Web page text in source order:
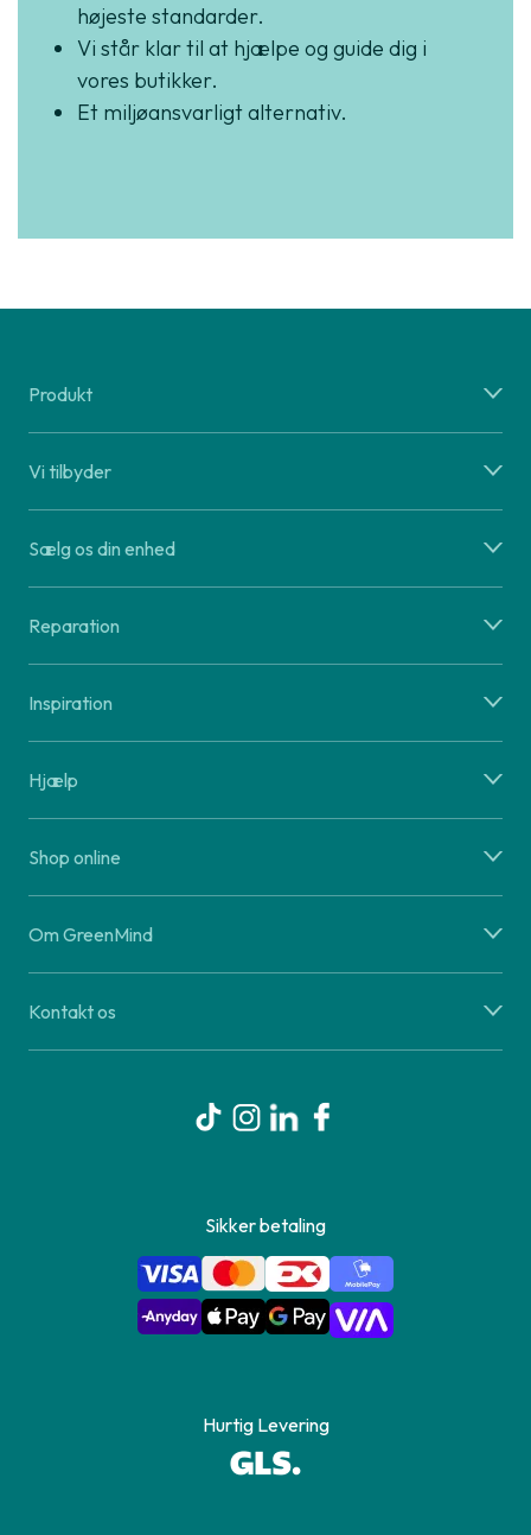
højeste standarder.
Vi står klar til at hjælpe og guide dig i
vores butikker.
Et miljøansvarligt alternativ.
Produkt
Vi tilbyder
Sælg os din enhed
Reparation
Inspiration
Hjælp
Shop online
Om GreenMind
Kontakt os
Sikker betaling
Hurtig Levering